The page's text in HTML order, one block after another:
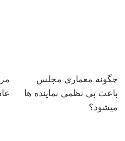
چگونه معماری مجلس
باعث بی نظمی نماینده ها
میشود؟